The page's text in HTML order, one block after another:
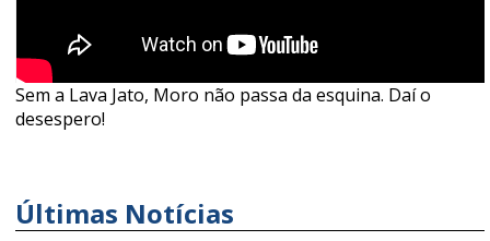
Sem a Lava Jato, Moro não passa da esquina. Daí o
desespero!
Últimas Notícias